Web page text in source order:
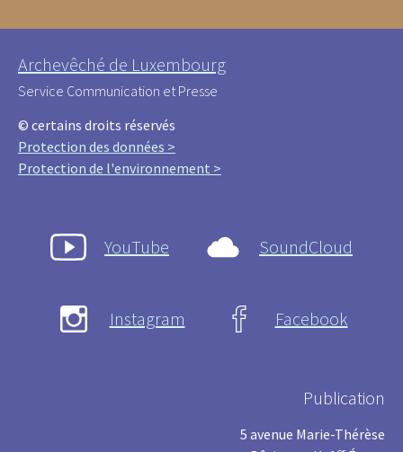
Archevêché de Luxembourg
Service Communication et Presse
© certains droits réservés
Protection des données >
Protection de l'environnement >
YouTube SoundCloud
Instagram Facebook
Publication
5 avenue Marie-Thérèse